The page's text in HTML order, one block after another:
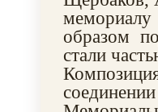
образом
стали